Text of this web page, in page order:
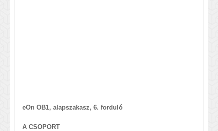
eOn OB1, alapszakasz, 6. forduló
A CSOPORT